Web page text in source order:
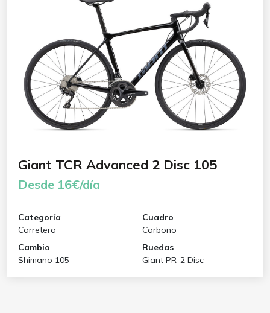
Giant TCR Advanced 2 Disc 105
Desde 16€/día
Categoría
Carretera
Cuadro
Carbono
Cambio
Shimano 105
Ruedas
Giant PR-2 Disc